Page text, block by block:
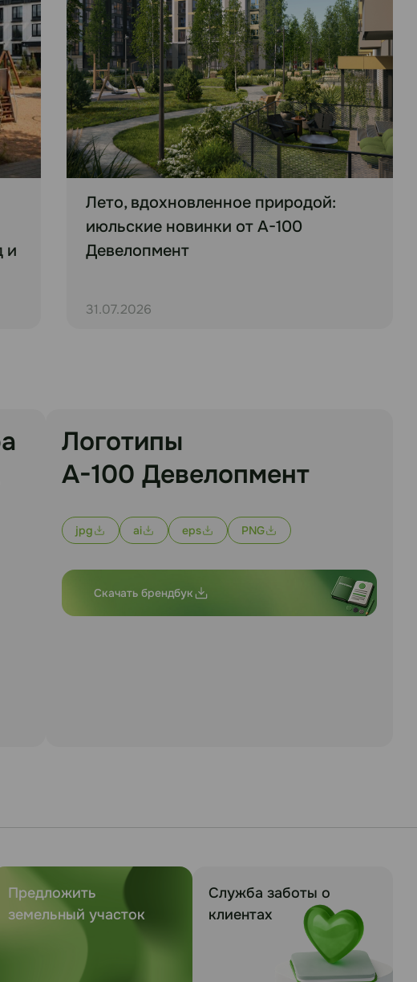
и
Лето, вдохновленное природой:
июльские новинки от А-100
Девелопмент
31.07.2026
Логотипы
А-100 Девелопмент
jpg ai eps PNG
Скачать брендбук
Предложить
земельный участок
Служба заботы о
клиентах